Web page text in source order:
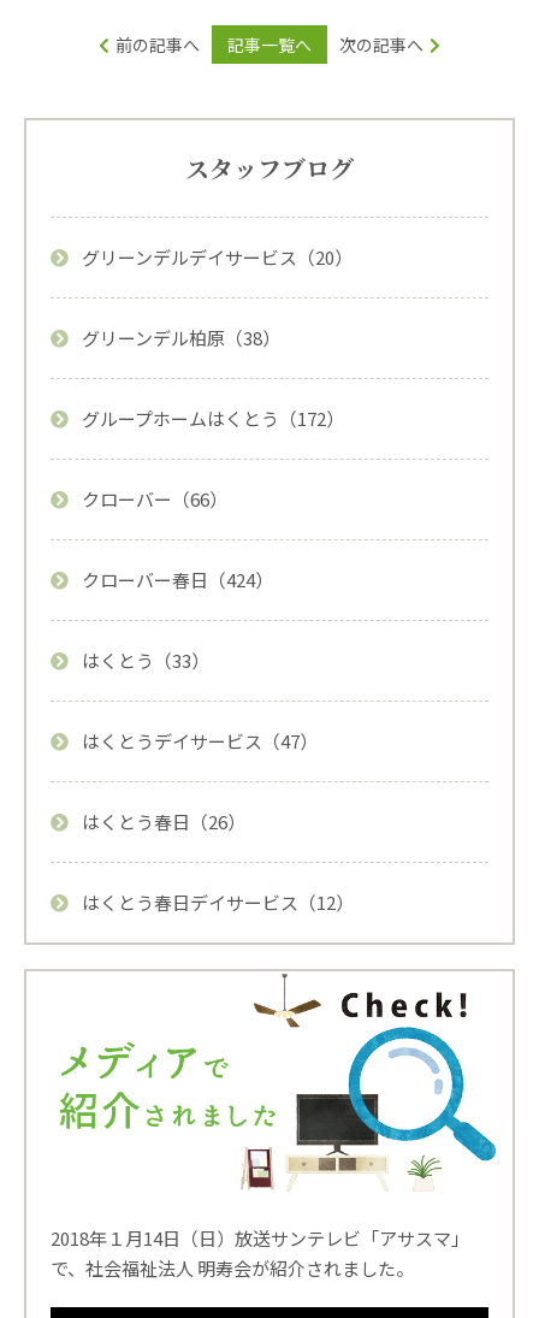
前の記事へ 記事一覧へ 次の記事へ
スタッフブログ
グリーンデルデイサービス（20）
グリーンデル柏原（38）
グループホームはくとう（172）
クローバー（66）
クローバー春日（424）
はくとう（33）
はくとうデイサービス（47）
はくとう春日（26）
はくとう春日デイサービス（12）
2018年１月14日（日）放送サンテレビ「アサスマ」
で、社会福祉法人 明寿会が紹介されました。